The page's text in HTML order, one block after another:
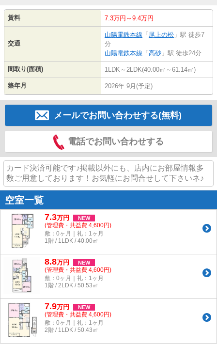
賃料 7.3万円～9.4万円
交通
山陽電鉄本線 「 尾上の松 」駅 徒歩7
分
山陽電鉄本線 「 高砂 」駅 徒歩24分
間取り(面積) 1LDK～2LDK(40.00㎡～61.14㎡)
築年月 2026年 9月(予定)
メールでお問い合わせする(無料)
電話でお問い合わせする
カード決済可能です♪掲載以外にも、店内にお部屋情報多
数ご用意しております！お気軽にお問合せして下さいネ♪
空室一覧
7.3万円 NEW
(管理費・共益費 4,600円)
敷：0ヶ月｜礼：1ヶ月
1階 / 1LDK / 40.00㎡
8.8万円 NEW
(管理費・共益費 4,600円)
敷：0ヶ月｜礼：1ヶ月
1階 / 2LDK / 50.53㎡
7.9万円 NEW
(管理費・共益費 4,600円)
敷：0ヶ月｜礼：1ヶ月
2階 / 1LDK / 50.43㎡